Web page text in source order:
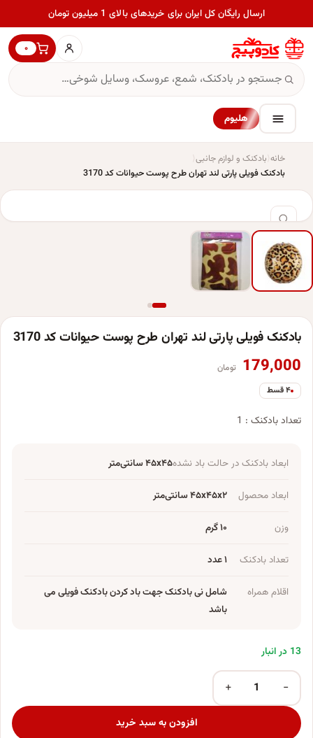
ارسال رایگان کل ایران برای خریدهای بالای 1 میلیون تومان
۰
هلیوم
خانه بادکنک و لوازم جانبی
بادکنک فویلی پارتی لند تهران طرح پوست حیوانات کد 3170
بادکنک فویلی پارتی لند تهران طرح پوست حیوانات کد 3170
179,000 تومان
۴ قسط
تعداد بادکنک : 1
ابعاد بادکنک در حالت باد نشده۴۵x۴۵ سانتی‌متر
ابعاد محصول ۴۵x۴۵x۲ سانتی‌متر
وزن ۱۰ گرم
تعداد بادکنک ۱ عدد
اقلام همراه
شامل نی بادکنک جهت باد کردن بادکنک فویلی می
باشد
13 در انبار
بادکنک فویلی پارتی لند تهران طرح پوست حیوانات کد 3170 عدد
−
+
افزودن به سبد خرید